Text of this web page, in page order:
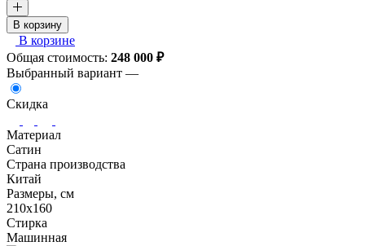
В корзину
В корзине
Общая стоимость: 248 000 ₽
Выбранный вариант —
Скидка
Материал
Сатин
Страна производства
Китай
Размеры, см
210х160
Стирка
Машинная